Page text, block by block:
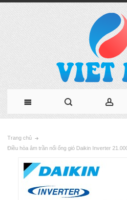
Trang chủ
Điều hòa âm trần nối ống gió Daikin Inverter